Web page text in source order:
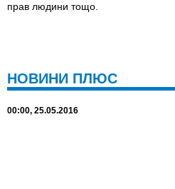
прав людини тощо.
НОВИНИ ПЛЮС
00:00, 25.05.2016